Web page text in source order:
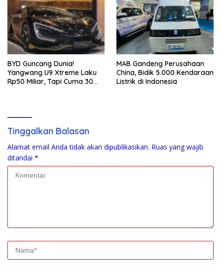
BYD Guncang Dunia!
Yangwang U9 Xtreme Laku
Rp50 Miliar, Tapi Cuma 30
MAB Gandeng Perusahaan
China, Bidik 5.000 Kendaraan
Listrik di Indonesia
Tinggalkan Balasan
Alamat email Anda tidak akan dipublikasikan. Ruas yang wajib
ditandai *